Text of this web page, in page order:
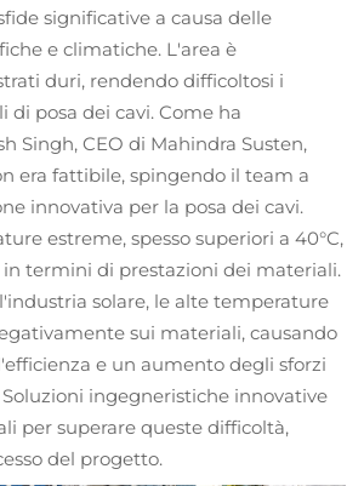
significative a causa delle
e climatiche. L'area è
duri, rendendo difficoltosi i
di posa dei cavi. Come ha
Singh, CEO di Mahindra Susten,
era fattibile, spingendo il team a
innovativa per la posa dei cavi.
estreme, spesso superiori a 40°C,
in termini di prestazioni dei materiali.
solare, le alte temperature
sui materiali, causando
e un aumento degli sforzi
ingegneristiche innovative
per superare queste difficoltà,
del progetto.